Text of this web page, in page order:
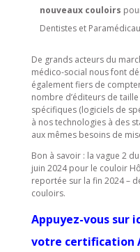
nouveaux couloirs
Dentistes et
De grands acteurs du
médico-social nous font
également fiers de
nombre d’éditeurs de
spécifiques (logiciels de
à nos technologies à des
aux mêmes besoins de
Bon à savoir : la vague 2
juin 2024 pour le couloir
reportée sur la fin 2024 –
couloirs.
Appuyez-vous sur
votre certification